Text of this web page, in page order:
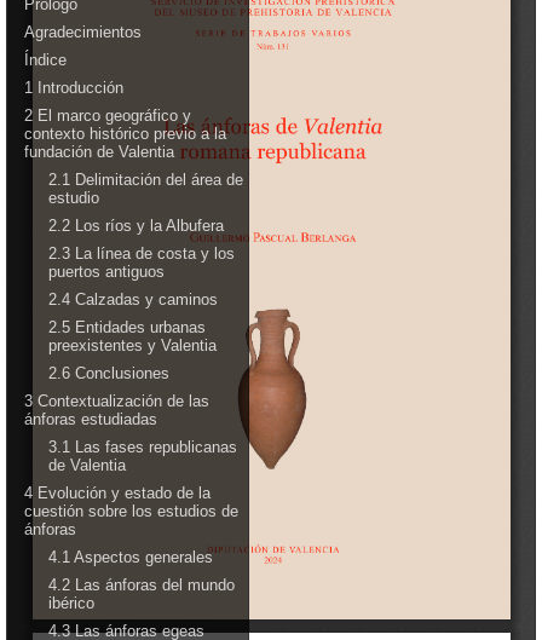
Mundo romano y visigodos
Historia del dinero
Educación
Perfiles de público
Explora fuera del Museo
Investigación
Publicaciones
Serie Trabajos Varios
Revista APL
Labor del SIP
Catálogos
Otras publicaciones